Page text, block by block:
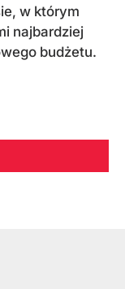
w którym
najbardziej
budżetu.